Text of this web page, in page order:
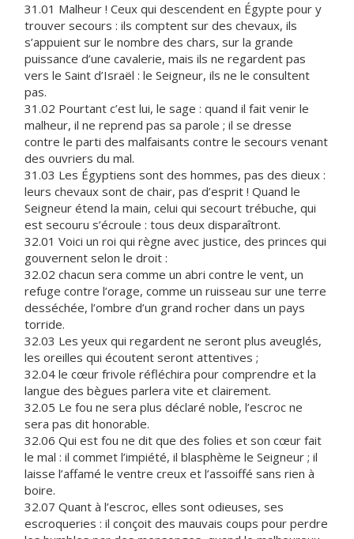
31.01 Malheur ! Ceux qui descendent en Égypte pour y
trouver secours : ils comptent sur des chevaux, ils
s’appuient sur le nombre des chars, sur la grande
puissance d’une cavalerie, mais ils ne regardent pas
vers le Saint d’Israël : le Seigneur, ils ne le consultent
pas.
31.02 Pourtant c’est lui, le sage : quand il fait venir le
malheur, il ne reprend pas sa parole ; il se dresse
contre le parti des malfaisants contre le secours venant
des ouvriers du mal.
31.03 Les Égyptiens sont des hommes, pas des dieux :
leurs chevaux sont de chair, pas d’esprit ! Quand le
Seigneur étend la main, celui qui secourt trébuche, qui
est secouru s’écroule : tous deux disparaîtront.
32.01 Voici un roi qui règne avec justice, des princes qui
gouvernent selon le droit :
32.02 chacun sera comme un abri contre le vent, un
refuge contre l’orage, comme un ruisseau sur une terre
desséchée, l’ombre d’un grand rocher dans un pays
torride.
32.03 Les yeux qui regardent ne seront plus aveuglés,
les oreilles qui écoutent seront attentives ;
32.04 le cœur frivole réfléchira pour comprendre et la
langue des bègues parlera vite et clairement.
32.05 Le fou ne sera plus déclaré noble, l’escroc ne
sera pas dit honorable.
32.06 Qui est fou ne dit que des folies et son cœur fait
le mal : il commet l’impiété, il blasphème le Seigneur ; il
laisse l’affamé le ventre creux et l’assoiffé sans rien à
boire.
32.07 Quant à l’escroc, elles sont odieuses, ses
escroqueries : il conçoit des mauvais coups pour perdre